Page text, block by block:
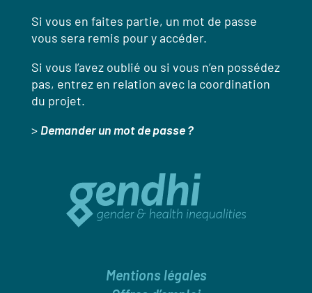
Si vous en faites partie, un mot de passe
vous sera remis pour y accéder.
Si vous l’avez oublié ou si vous n’en possédez
pas, entrez en relation avec la coordination
du projet.
> Demander un mot de passe ?
Mentions légales